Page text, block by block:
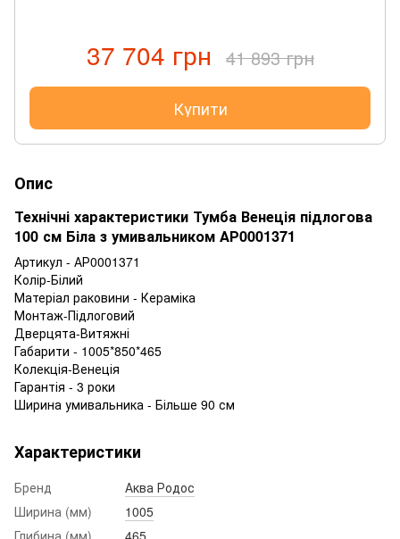
37 704 грн 41 893 грн
Купити
Опис
Технічні характеристики Тумба Венеція підлогова
100 см Біла з умивальником АР0001371
Артикул - АР0001371
Колір-Білий
Матеріал раковини - Кераміка
Монтаж-Підлоговий
Дверцята-Витяжні
Габарити - 1005*850*465
Колекція-Венеція
Гарантія - 3 роки
Ширина умивальника - Більше 90 см
Характеристики
Бренд
Аква Родос
Ширина (мм)
1005
Глибина (мм)
465